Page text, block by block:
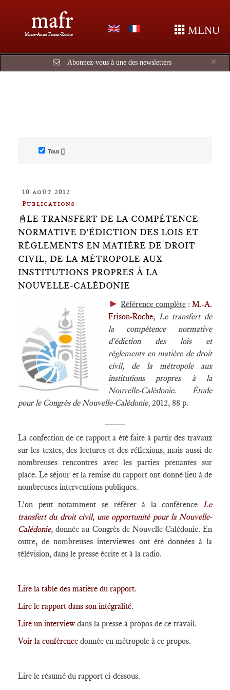
mafr
Marie-Anne Frison-Roche MENU
×
Abonnez-vous à une des newsletters
Tous []
10 août 2012
Publications
📓LE TRANSFERT DE LA COMPÉTENCE
NORMATIVE D'ÉDICTION DES LOIS ET
RÈGLEMENTS EN MATIÈRE DE DROIT
CIVIL, DE LA MÉTROPOLE AUX
INSTITUTIONS PROPRES À LA
NOUVELLE-CALÉDONIE
► Référence complète : M.-A.
Frison-Roche, Le transfert de
la compétence normative
d'édiction des lois et
règlements en matière de droit
civil, de la métropole aux
institutions propres à la
Nouvelle-Calédonie. Étude
pour le Congrès de Nouvelle-Calédonie, 2012, 88 p.
La confection de ce rapport a été faite à partir des travaux
sur les textes, des lectures et des réflexions, mais aussi de
nombreuses rencontres avec les parties prenantes sur
place. Le séjour et la remise du rapport ont donné lieu à de
nombreuses interventions publiques.
L'on peut notamment se référer à la conférence Le
transfert du droit civil, une opportunité pour la Nouvelle-
Calédonie, donnée au Congrès de Nouvelle-Calédonie. En
outre, de nombreuses interviewes ont été données à la
télévision, dans le presse écrite et à la radio.
Lire la table des matière du rapport.
Lire le rapport dans son intégralité.
Lire un interview dans la presse à propos de ce travail.
Voir la conférence donnée en métropole à ce propos.
Lire le résumé du rapport ci-dessous.